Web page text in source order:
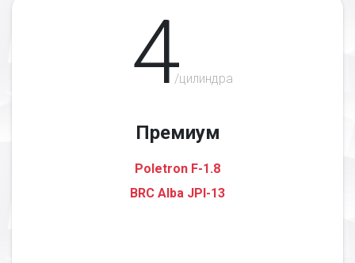
4/цилиндра
Премиум
Poletron F-1.8
BRC Alba JPI-13